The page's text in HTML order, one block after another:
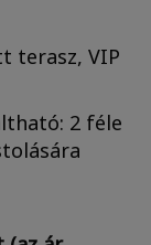
terasz, VIP
2 féle